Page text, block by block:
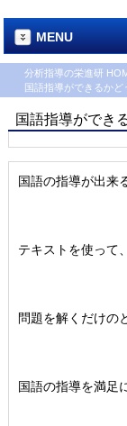
MENU
分析指導の栄進研
国語指導ができるかど
国語指導ができ
国語の指導が出来
テキストを使って、
問題を解くだけの
国語の指導を満足